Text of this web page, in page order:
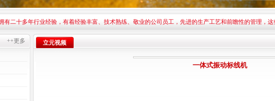
有二十多年行业经验，有着经验丰富、技术熟练、敬业的公司员工，先进的生产工艺和前瞻性的管理，这
++更多 立元视频
一体式振动标线机